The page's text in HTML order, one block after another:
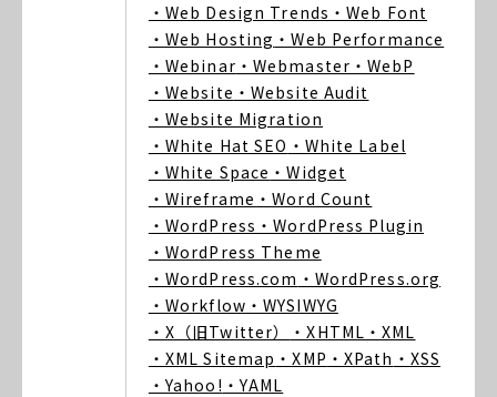
・Web Design Trends ・Web Font
・Web Hosting ・Web Performance
・Webinar ・Webmaster ・WebP
・Website ・Website Audit
・Website Migration
・White Hat SEO ・White Label
・White Space ・Widget
・Wireframe ・Word Count
・WordPress ・WordPress Plugin
・WordPress Theme
・WordPress.com ・WordPress.org
・Workflow ・WYSIWYG
・X（旧Twitter）
・XHTML ・XML
・XML Sitemap ・XMP ・XPath ・XSS
・Yahoo! ・YAML